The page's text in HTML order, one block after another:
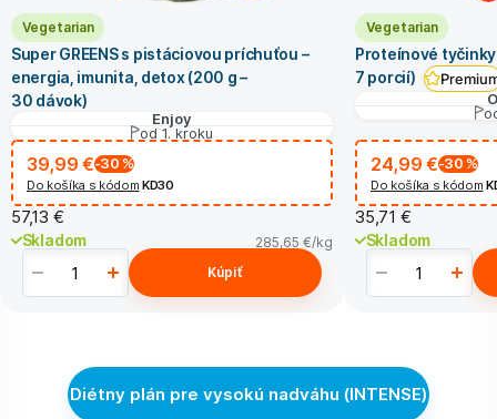
Vegetarian
Super GREENS s pistáciovou príchuťou –
energia, imunita, detox (200 g –
30 dávok)
Enjoy
od 1. kroku
39,99 €-30 %
Do košíka s kódom KD30
57,13 €
Skladom 285,65 €/kg
Kúpiť
Vegetarian
Proteínové tyčinky
7 porcií)
24,99 €-30 %
Do košíka s kódom
35,71 €
Skladom
Diétny plán pre vysokú nadváhu (INTENSE)